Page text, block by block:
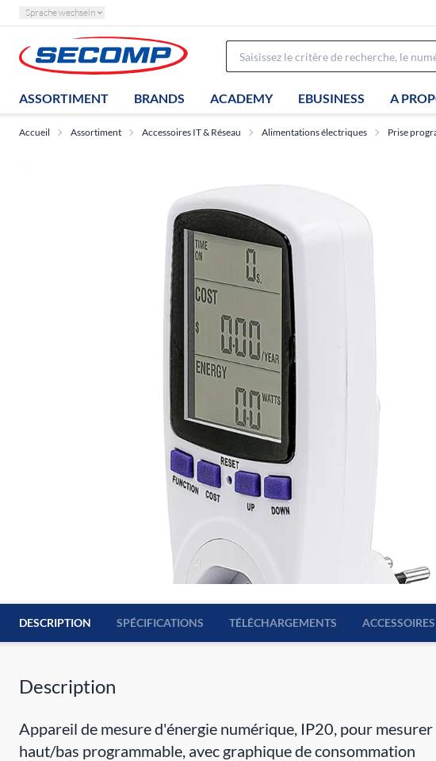
Sprache wechseln
ASSORTIMENT BRANDS ACADEMY EBUSINESS A
Accueil Assortiment Accessoires IT & Réseau Alimentations électriques Prise
DESCRIPTION SPÉCIFICATIONS TÉLÉCHARGEMENTS ACCESSOIRES
Description
Appareil de mesure d'énergie numérique, IP20, pour
haut/bas programmable, avec graphique de consommation